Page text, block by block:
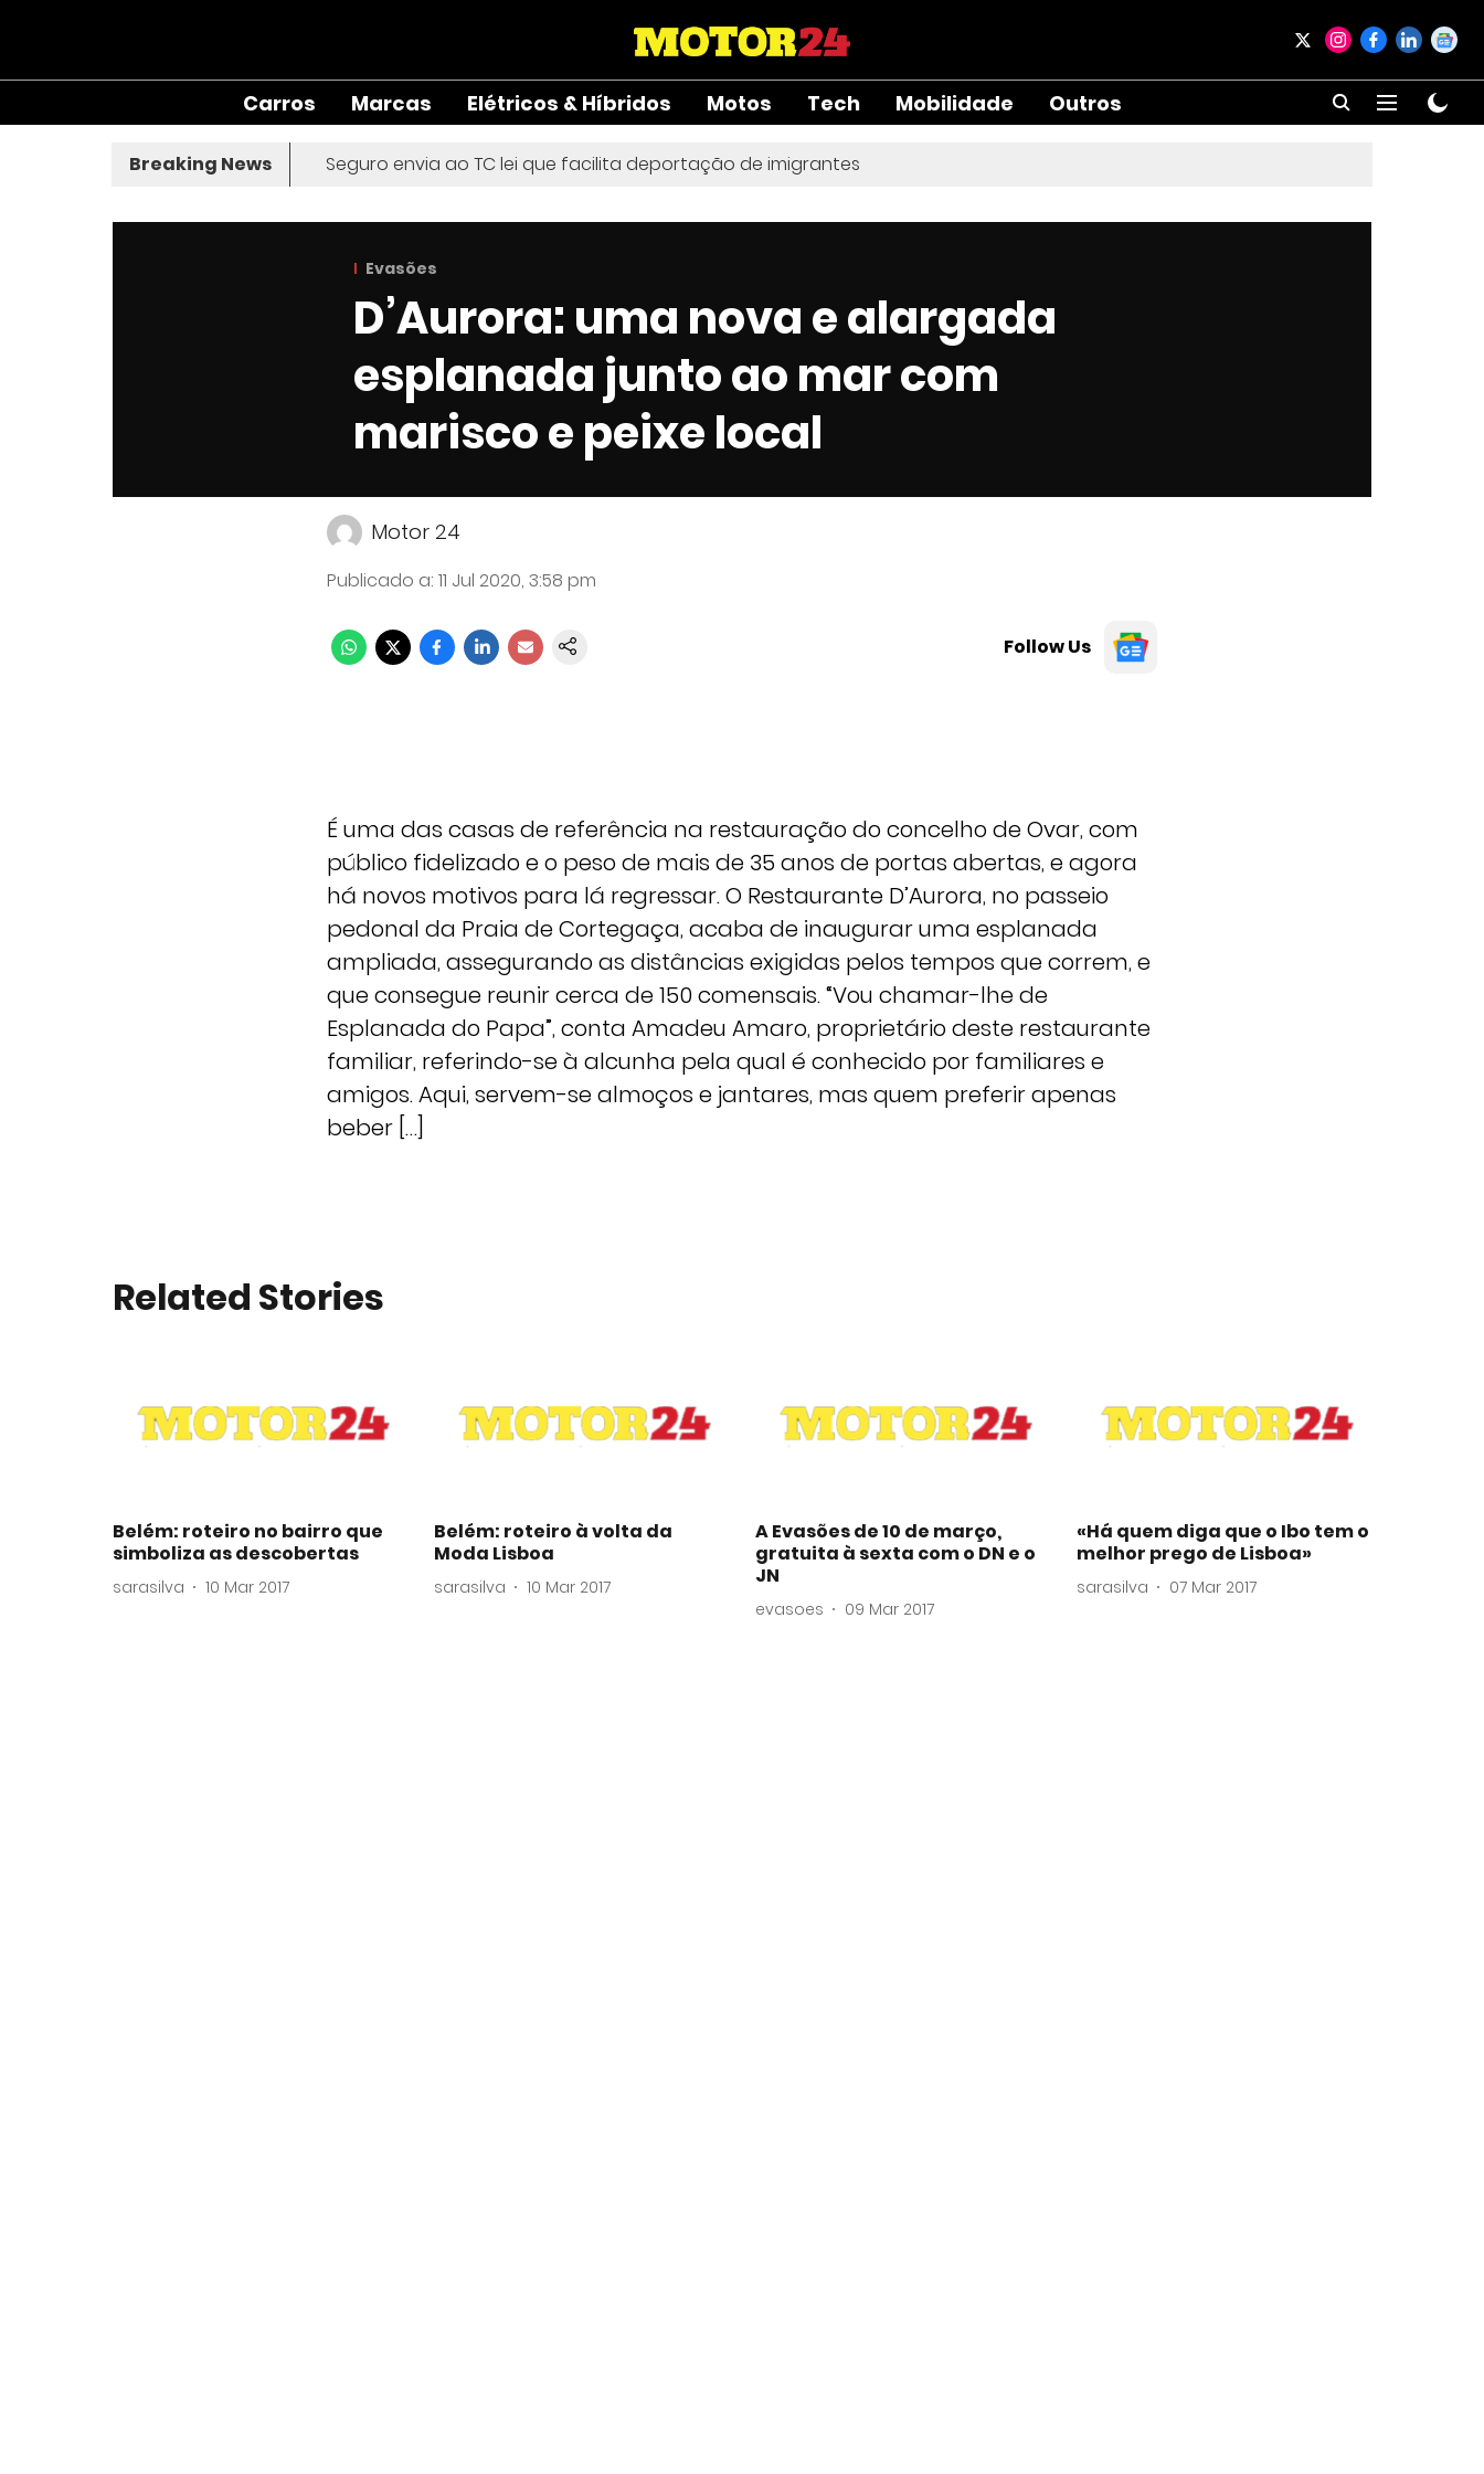
Carros Marcas Elétricos & Híbridos Motos Tech Mobilidade Outros
Breaking News Seguro envia ao TC lei que facilita deportação de imigrantes
Evasões
D’Aurora: uma nova e alargada
esplanada junto ao mar com
marisco e peixe local
Motor 24
Publicado a: 11 Jul 2020, 3:58 pm
Follow Us
É uma das casas de referência na restauração do concelho de Ovar, com
público fidelizado e o peso de mais de 35 anos de portas abertas, e agora
há novos motivos para lá regressar. O Restaurante D’Aurora, no passeio
pedonal da Praia de Cortegaça, acaba de inaugurar uma esplanada
ampliada, assegurando as distâncias exigidas pelos tempos que correm, e
que consegue reunir cerca de 150 comensais. “Vou chamar-lhe de
Esplanada do Papa”, conta Amadeu Amaro, proprietário deste restaurante
familiar, referindo-se à alcunha pela qual é conhecido por familiares e
amigos. Aqui, servem-se almoços e jantares, mas quem preferir apenas
beber […]
Related Stories
Belém: roteiro no bairro que
simboliza as descobertas
sarasilva 10 Mar 2017
Belém: roteiro à volta da
Moda Lisboa
sarasilva 10 Mar 2017
A Evasões de 10 de março,
gratuita à sexta com o DN e o
JN
evasoes 09 Mar 2017
«Há quem diga que o Ibo tem o
melhor prego de Lisboa»
sarasilva 07 Mar 2017